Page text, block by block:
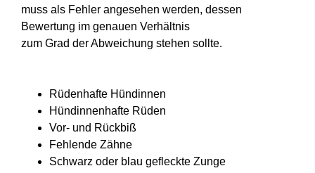
muss als Fehler angesehen werden, dessen
Bewertung im genauen Verhältnis
zum Grad der Abweichung stehen sollte.
Rüdenhafte Hündinnen
Hündinnenhafte Rüden
Vor- und Rückbiß
Fehlende Zähne
Schwarz oder blau gefleckte Zunge